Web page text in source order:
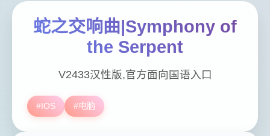
蛇之交响曲|Symphony of
the Serpent
V2433汉性版,官方面向国语入口
#IOS #电脑